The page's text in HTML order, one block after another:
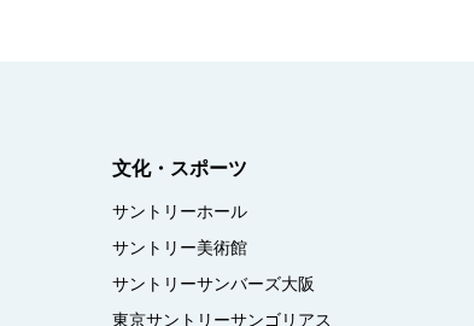
文化・スポーツ
サントリーホール
サントリー美術館
サントリーサンバーズ大阪
東京サントリーサンゴリアス